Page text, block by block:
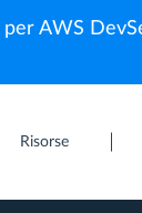
per AWS
Risorse